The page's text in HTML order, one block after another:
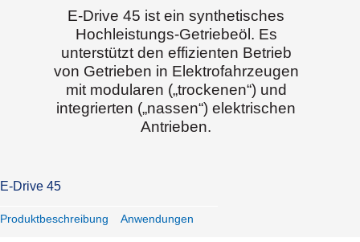
E-Drive 45 ist ein synthetisches
Hochleistungs-Getriebeöl. Es
unterstützt den effizienten Betrieb
von Getrieben in Elektrofahrzeugen
mit modularen („trockenen“) und
integrierten („nassen“) elektrischen
Antrieben.
E-Drive 45
Produktbeschreibung Anwendungen